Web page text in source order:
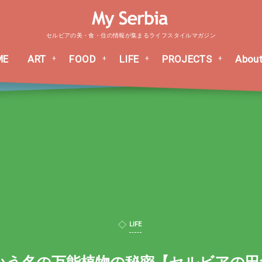
セルビアの美・食・住の情報が集まるライフスタイルマガジン
ART FOOD LIFE PROJECTS
LIFE